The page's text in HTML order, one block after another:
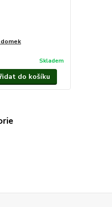
Skladem
do košíku